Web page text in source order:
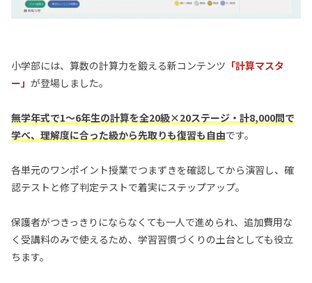
小学部には、算数の計算力を鍛える新コンテンツ 「計算マスタ
ー」 が登場しました。
無学年式で1〜6年生の計算を全20級×20ステージ・計8,000問で
学べ、理解度に合った級から先取りも復習も自由です。
各単元のワンポイント授業でつまずきを確認してから演習し、確
認テストと修了判定テストで着実にステップアップ。
保護者がつきっきりにならなくても一人で進められ、追加費用な
く受講料のみで使えるため、学習習慣づくりの土台としても役立
ちます。